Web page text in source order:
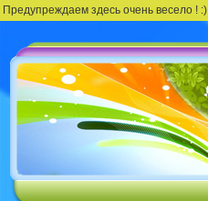
Предупреждаем здесь очень весело ! :)